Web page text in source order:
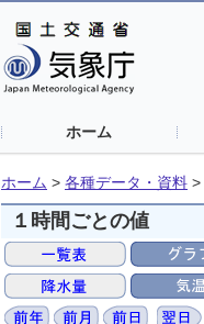
ホーム
ホーム > 各種データ・資料 >
１時間ごとの値